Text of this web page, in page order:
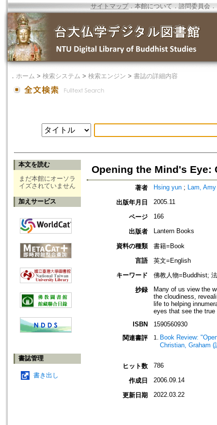
サイトマップ．本館について ． 諮問委員会 ．
． ホーム > 検索システム > 検索エンジン > 書誌の詳細内容
本文を読む
まだ本館にオーソラ
イズされていません
加えサービス
書誌管理
書き出し
Opening the Mind's
著者 Hsing yun ; Lam, Amy
出版年月日 2005.11
ページ 166
出版者 Lantern Books
資料の種類
書籍=Book
言語
英文=English
キーワード
佛教人物=Buddhist;
抄録
Many of us view the
the cloudiness,
life to helping
eyes that see the
ISBN
1590560930
関連書評
Book Review:
Christian, Graham (
ヒット数 786
作成日 2006.09.14
更新日期 2022.03.22